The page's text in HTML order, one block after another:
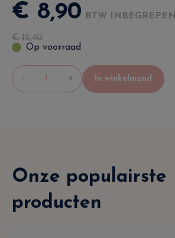
€ 8,90 BTW INBEGREPEN
€12,40
Op voorraad
- + In winkelmand
Onze populairste
producten